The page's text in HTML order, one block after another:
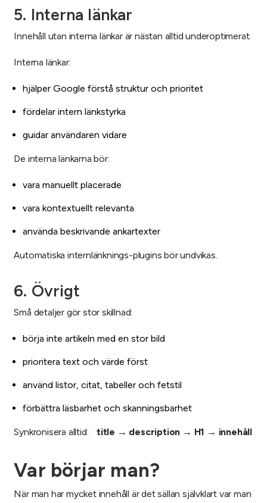
5. Interna länkar
Innehåll utan interna länkar är nästan alltid underoptimerat.
Interna länkar:
hjälper Google förstå struktur och prioritet
fördelar intern länkstyrka
guidar användaren vidare
De interna länkarna bör:
vara manuellt placerade
vara kontextuellt relevanta
använda beskrivande ankartexter
Automatiska internlänknings-plugins bör undvikas.
6. Övrigt
Små detaljer gör stor skillnad:
börja inte artikeln med en stor bild
prioritera text och värde först
använd listor, citat, tabeller och fetstil
förbättra läsbarhet och skanningsbarhet
Synkronisera alltid: title → description → H1 → innehåll
Var börjar man?
När man har mycket innehåll är det sällan självklart var man